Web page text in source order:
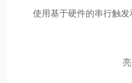
使用基于硬件的串行触发